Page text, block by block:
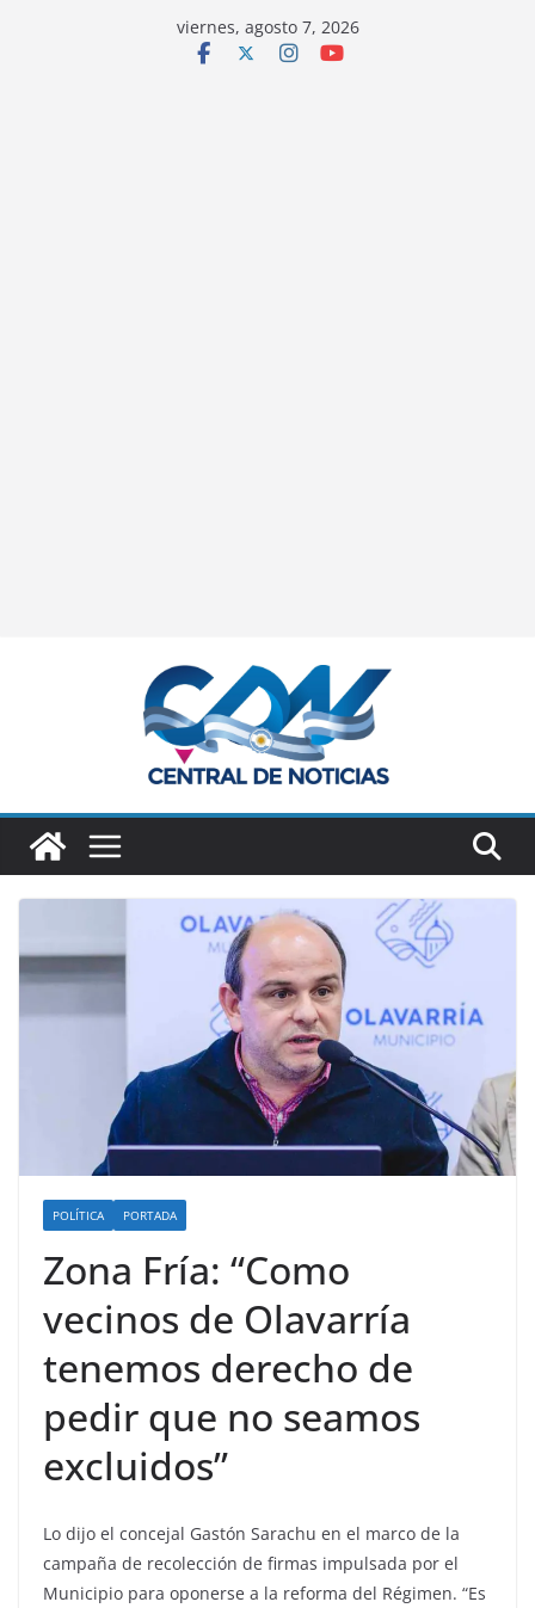
viernes, agosto 7, 2026
POLÍTICA PORTADA
Zona Fría: “Como
vecinos de Olavarría
tenemos derecho de
pedir que no seamos
excluidos”
Lo dijo el concejal Gastón Sarachu en el marco de la
campaña de recolección de firmas impulsada por el
Municipio para oponerse a la reforma del Régimen. “Es